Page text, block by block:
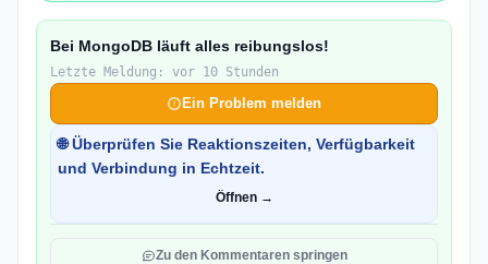
Bei MongoDB läuft alles reibungslos!
Letzte Meldung: vor 10 Stunden
Ein Problem melden
🌐 Überprüfen Sie Reaktionszeiten, Verfügbarkeit
und Verbindung in Echtzeit.
Öffnen →
Zu den Kommentaren springen